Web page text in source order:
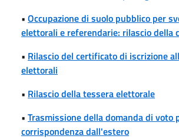
• Occupazione di suolo pubblico per
elettorali e referendarie: rilascio della
• Rilascio del certificato di iscrizione
elettorali
• Rilascio della tessera elettorale
• Trasmissione della domanda di voto
corrispondenza dall'estero